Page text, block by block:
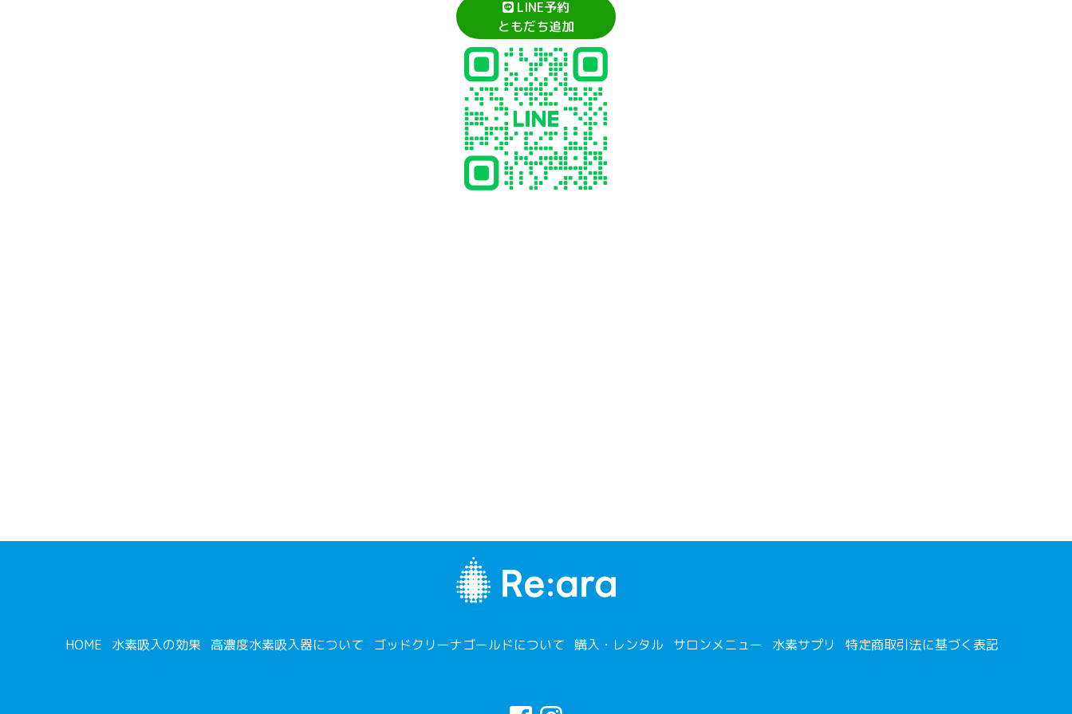
LINE予約
ともだち追加
HOME 水素吸入の効果 高濃度水素吸入器について ゴッドクリーナゴールドについて 購入・レンタル サロンメニュー 水素サプリ 特定商取引法に基づく表記